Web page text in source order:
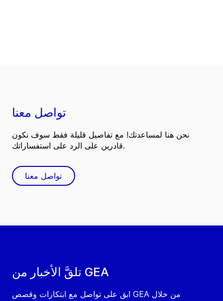
تلقَّ الأخبار من GEA
ابق على تواصل مع ابتكارات وقصص GEA من خلال
تواصل معنا
نحن هنا لمساعدتك! مع تفاصيل قليلة فقط سوف نكون
قادرين على الرد على استفساراتك.
تواصل معنا